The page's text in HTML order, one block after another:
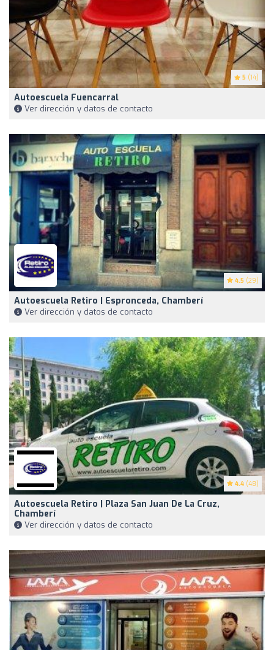
5 (14)
Autoescuela Fuencarral
Ver dirección y datos de contacto
4.5 (29)
Autoescuela Retiro | Espronceda, Chamberí
Ver dirección y datos de contacto
4.4 (48)
Autoescuela Retiro | Plaza San Juan De La Cruz,
Chamberí
Ver dirección y datos de contacto